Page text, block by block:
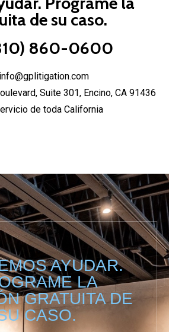
de su caso.
860-0600
info@gplitigation.com
Suite 301, Encino, CA 91436
de toda California
AYUDAR.
LA
GRATUITA DE
CASO.